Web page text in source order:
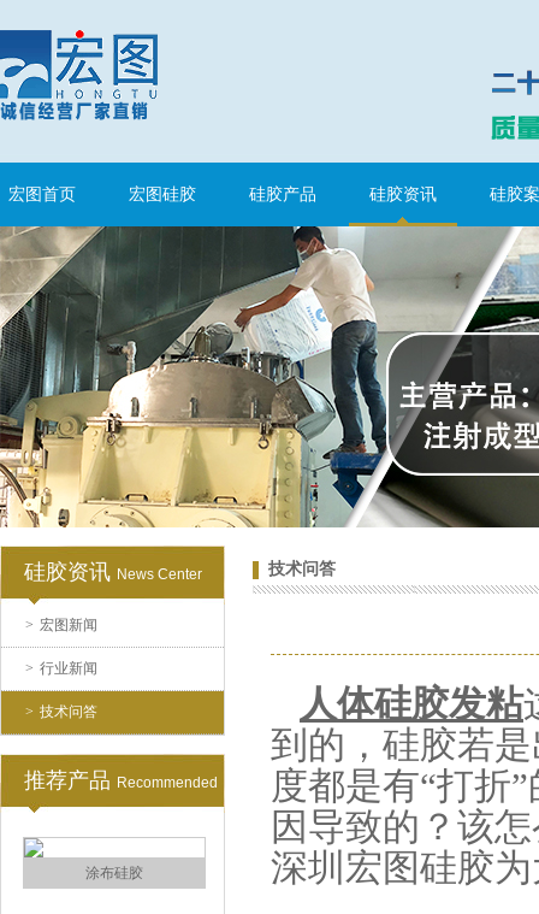
宏图首页 宏图硅胶 硅胶产品 硅胶资讯 硅胶
硅胶资讯 News Center
> 宏图新闻
> 行业新闻
> 技术问答
推荐产品 Recommended
水泥地暖模块模具硅胶
眼镜鼻托专用注射硅胶
技术问答
人体硅胶发粘
到的，硅胶若
度都是有“打折
因导致的？该
深圳宏图硅胶